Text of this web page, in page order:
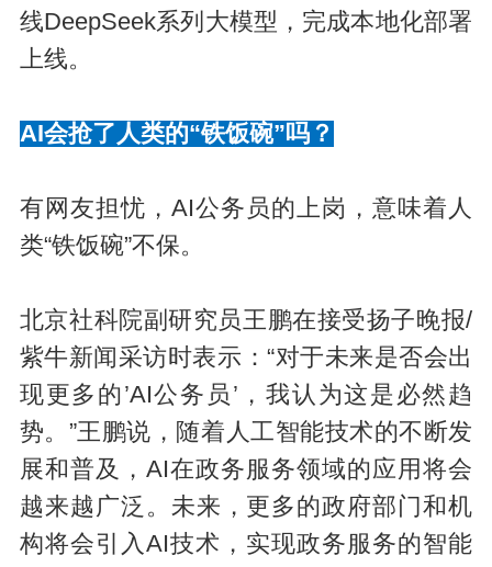
线DeepSeek系列大模型，完成本地化部署
上线。
AI会抢了人类的“铁饭碗”吗？
有网友担忧，AI公务员的上岗，意味着人
类“铁饭碗”不保。
北京社科院副研究员王鹏在接受扬子晚报/
紫牛新闻采访时表示：“对于未来是否会出
现更多的’AI公务员’，我认为这是必然趋
势。”王鹏说，随着人工智能技术的不断发
展和普及，AI在政务服务领域的应用将会
越来越广泛。未来，更多的政府部门和机
构将会引入AI技术，实现政务服务的智能